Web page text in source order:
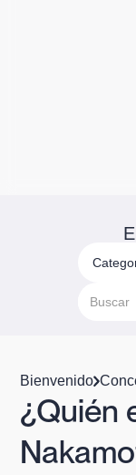
Bienvenido
¿Quién